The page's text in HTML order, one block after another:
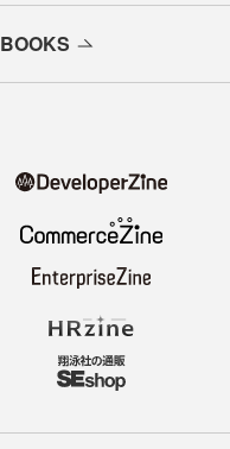
BOOKS